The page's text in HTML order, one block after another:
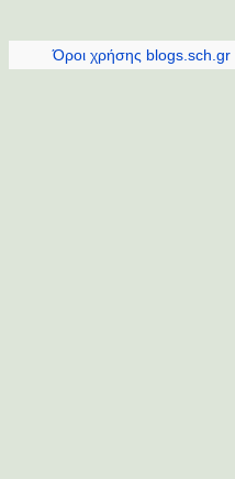
Όροι χρήσης blogs.sch.gr